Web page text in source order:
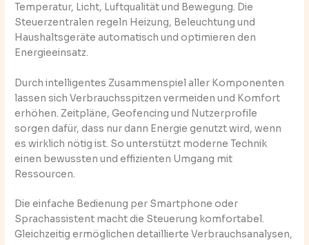
Temperatur, Licht, Luftqualität und Bewegung. Die
Steuerzentralen regeln Heizung, Beleuchtung und
Haushaltsgeräte automatisch und optimieren den
Energieeinsatz.
Durch intelligentes Zusammenspiel aller Komponenten
lassen sich Verbrauchsspitzen vermeiden und Komfort
erhöhen. Zeitpläne, Geofencing und Nutzerprofile
sorgen dafür, dass nur dann Energie genutzt wird, wenn
es wirklich nötig ist. So unterstützt moderne Technik
einen bewussten und effizienten Umgang mit
Ressourcen.
Die einfache Bedienung per Smartphone oder
Sprachassistent macht die Steuerung komfortabel.
Gleichzeitig ermöglichen detaillierte Verbrauchsanalysen,